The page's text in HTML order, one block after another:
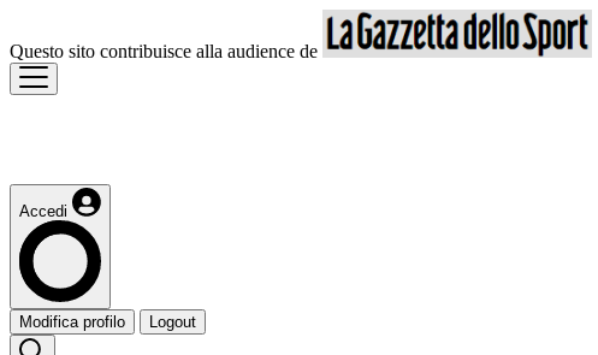
Questo sito contribuisce alla audience de
Accedi
Modifica profilo Logout